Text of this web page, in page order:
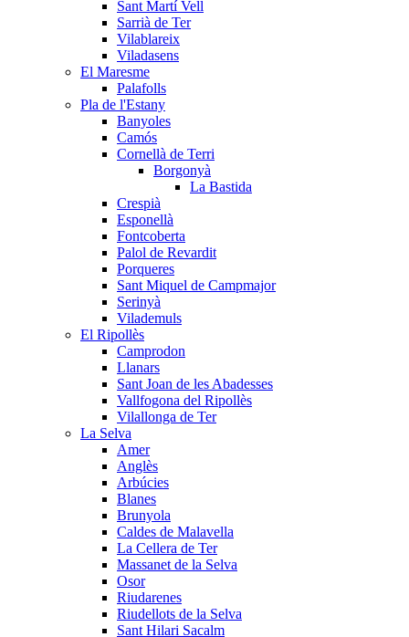
Sant Martí Vell
Sarrià de Ter
Vilablareix
Viladasens
El Maresme
Palafolls
Pla de l'Estany
Banyoles
Camós
Cornellà de Terri
Borgonyà
La Bastida
Crespià
Esponellà
Fontcoberta
Palol de Revardit
Porqueres
Sant Miquel de Campmajor
Serinyà
Vilademuls
El Ripollès
Camprodon
Llanars
Sant Joan de les Abadesses
Vallfogona del Ripollès
Vilallonga de Ter
La Selva
Amer
Anglès
Arbúcies
Blanes
Brunyola
Caldes de Malavella
La Cellera de Ter
Massanet de la Selva
Osor
Riudarenes
Riudellots de la Selva
Sant Hilari Sacalm